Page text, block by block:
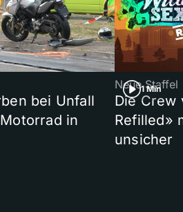
bei Unfall
in
1 Min
Neue Staffel
Die Crew
Refilled»
unsicher